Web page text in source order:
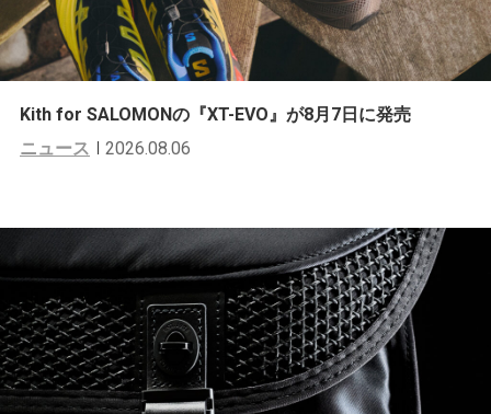
Kith for SALOMONの『XT-EVO』が8月7日に発売
ニュース
2026.08.06